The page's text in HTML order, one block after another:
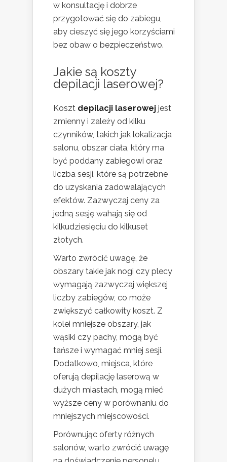
w konsultację i dobrze
przygotować się do zabiegu,
aby cieszyć się jego korzyściami
bez obaw o bezpieczeństwo.
Jakie są koszty
depilacji laserowej?
Koszt depilacji laserowej jest
zmienny i zależy od kilku
czynników, takich jak lokalizacja
salonu, obszar ciała, który ma
być poddany zabiegowi oraz
liczba sesji, które są potrzebne
do uzyskania zadowalających
efektów. Zazwyczaj ceny za
jedną sesję wahają się od
kilkudziesięciu do kilkuset
złotych.
Warto zwrócić uwagę, że
obszary takie jak nogi czy plecy
wymagają zazwyczaj większej
liczby zabiegów, co może
zwiększyć całkowity koszt. Z
kolei mniejsze obszary, jak
wąsiki czy pachy, mogą być
tańsze i wymagać mniej sesji.
Dodatkowo, miejsca, które
oferują depilację laserową w
dużych miastach, mogą mieć
wyższe ceny w porównaniu do
mniejszych miejscowości.
Porównując oferty różnych
salonów, warto zwrócić uwagę